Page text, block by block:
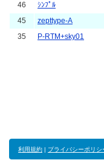
46
ｼﾝﾌﾟﾙ
45
zepttype-A
35
P-RTM+sky01
利用規約 | プライバシーポリシ